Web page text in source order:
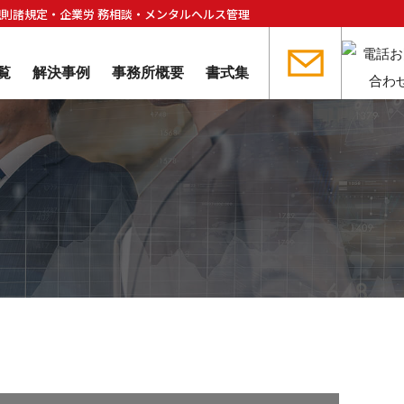
諸規定・企業労 務相談・メンタルヘルス管理
解決事例 事務所概要 書式集